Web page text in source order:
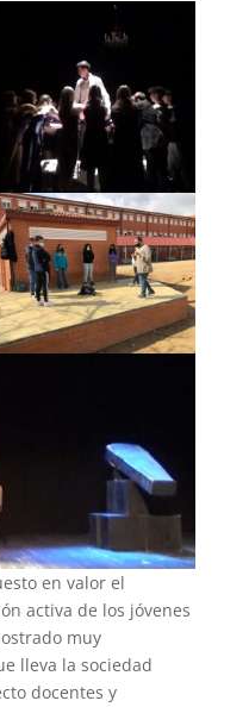
en valor el
activa de los jóvenes
muy
lleva la sociedad
docentes y